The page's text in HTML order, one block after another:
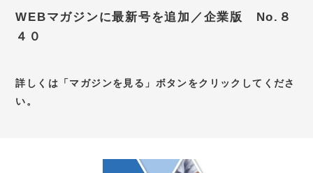
アクセス
お問い合わせ
キャリア採用サイト
WEBマガジンに最新号を追加／企業版 No.８
４０
詳しくは「マガジンを見る」ボタンをクリックしてくださ
い。